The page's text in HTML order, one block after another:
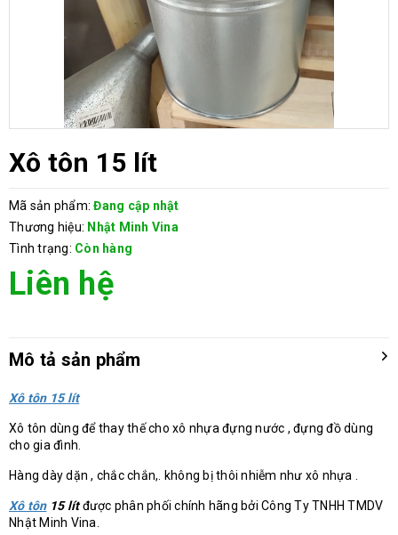
Xô tôn 15 lít
Mã sản phẩm: Đang cập nhật
Thương hiệu: Nhật Minh Vina
Tình trạng: Còn hàng
Liên hệ
Mô tả sản phẩm
Xô tôn 15 lít
Xô tôn dùng để thay thế cho xô nhựa đựng nước , đựng đồ dùng
cho gia đình.
Hàng dày dặn , chắc chắn,. không bị thôi nhiễm như xô nhựa .
Xô tôn15 lítđược phân phối chính hãng bởi Công Ty TNHH TMDV
Nhật Minh Vina.